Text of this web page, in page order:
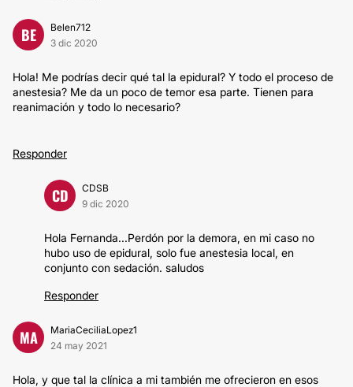
BE
Belen712
3 dic 2020
Hola! Me podrías decir qué tal la epidural? Y todo el proceso de
anestesia? Me da un poco de temor esa parte. Tienen para
reanimación y todo lo necesario?
Responder
CD
CDSB
9 dic 2020
Hola Fernanda...Perdón por la demora, en mi caso no
hubo uso de epidural, solo fue anestesia local, en
conjunto con sedación. saludos
Responder
MA
MariaCeciliaLopez1
24 may 2021
Hola, y que tal la clínica a mi también me ofrecieron en esos